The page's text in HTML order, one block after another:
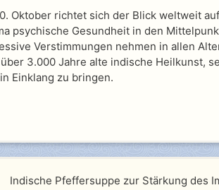
Oktober richtet sich der Blick weltweit
psychische Gesundheit in den
Verstimmungen nehmen in allen
3.000 Jahre alte indische Heilkunst,
Einklang zu bringen.
Indische Pfeffersuppe zur Stärkung des